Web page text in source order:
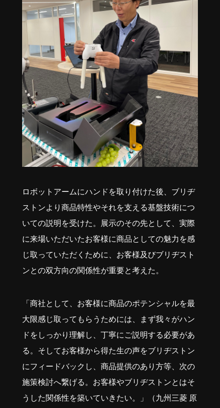
ロボットアームにハンドを取り付けた後、ブリヂ
ストンより商品特性やそれを支える基盤技術につ
いての説明を受けた。展示のその先として、実際
に来場いただいたお客様に商品としての魅力を感
じ取っていただくために、お客様及びブリヂスト
ンとの双方向の関係性が重要と考えた。
「商社として、お客様に商品のポテンシャルを最
大限感じ取ってもらうためには、まず我々がハン
ドをしっかり理解し、丁寧にご説明する必要があ
る。そしてお客様から得た生の声をブリヂストン
にフィードバックし、商品提供のあり方等、次の
施策検討へ繋げる。お客様やブリヂストンとはそ
うした関係性を築いていきたい。」（九州三菱 原